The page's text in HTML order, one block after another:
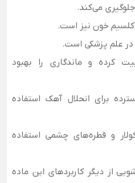
می‌کند.
کلسیم خون نیز است.
خون در علم پزشکی است.
کرده و ماندگاری را بهبود
برای انحلال آهک استفاده
و قطره‌های چشمی استفاده
از دیگر کاربرد‌های این ماده